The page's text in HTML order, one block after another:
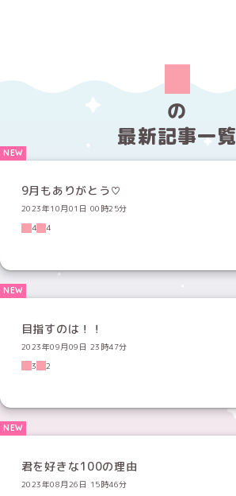
の
最新記事一覧
9月もありがとう♡
2023年10月01日 00時25分
4
4
目指すのは！！
2023年09月09日 23時47分
3
2
君を好きな100の理由
2023年08月26日 15時46分